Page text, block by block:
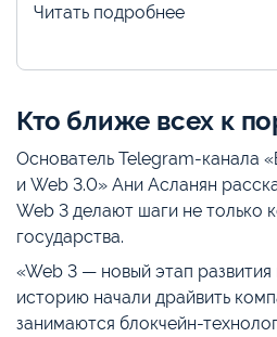
Читать подробнее
Кто ближе всех к
Основатель Telegram-канала
и Web 3.0» Ани Асланян
Web 3 делают шаги не только
государства.
«Web 3 — новый этап развития
историю начали драйвить
занимаются блокчейн-